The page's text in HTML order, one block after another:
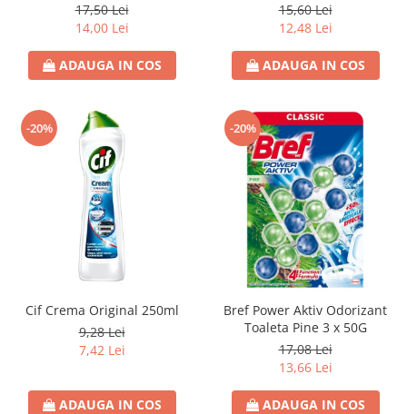
17,50 Lei
14,00 Lei
ADAUGA IN COS
15,60 Lei
12,48 Lei
ADAUGA IN COS
-20%
Cif Crema Original 250ml
9,28 Lei
7,42 Lei
ADAUGA IN COS
-20%
Bref Power Aktiv Odorizant
Toaleta Pine 3 x 50G
17,08 Lei
13,66 Lei
ADAUGA IN COS